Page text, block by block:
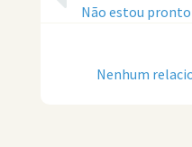
Não estou
Nenhum